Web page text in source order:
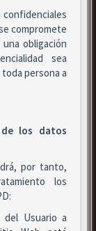
confidenciales
compromete
obligación
sea
persona a
los datos
por tanto,
los
Usuario a